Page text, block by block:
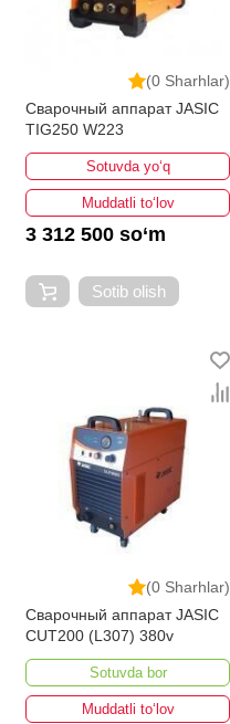
(0 Sharhlar)
Сварочный аппарат JASIC
TIG250 W223
Sotuvda yo‘q
Muddatli to‘lov
3 312 500 so‘m
Sotib olish
(0 Sharhlar)
Сварочный аппарат JASIC
CUT200 (L307) 380v
Sotuvda bor
Muddatli to‘lov